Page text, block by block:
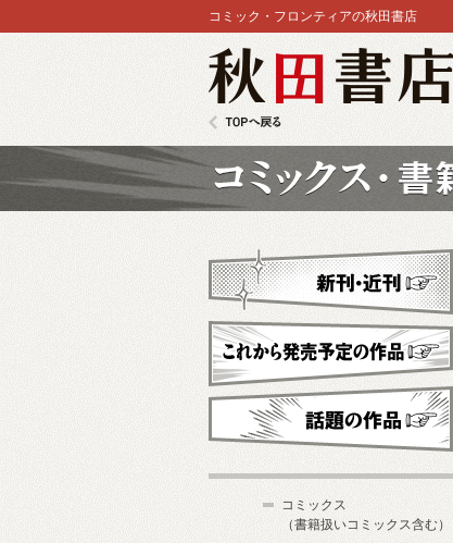
コミック・フロンティアの秋田書店
新刊・近刊
これから発売予定
コミックス
（書籍扱いコミックス含む）